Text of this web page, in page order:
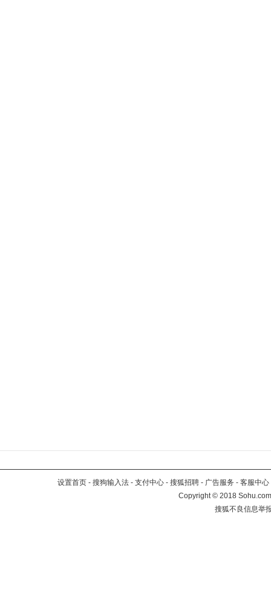
设置首页 - 搜狗输入法 - 支付中心 - 搜狐招聘 - 广告服务 - 客服中心
Copyright©2018
搜狐不良信息举